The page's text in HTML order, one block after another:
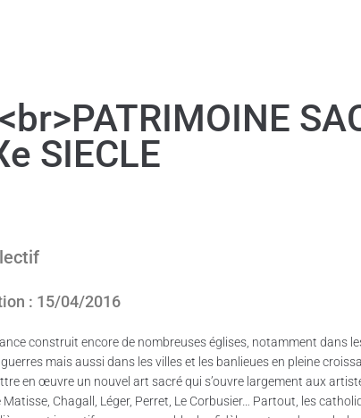
SIECLE
: 15/04/2016
construit encore de nombreuses églises, notamment dans
mais aussi dans les villes et les banlieues en pleine
en œuvre un nouvel art sacré qui s’ouvre largement aux
Chagall, Léger, Perret, Le Corbusier… Partout, les